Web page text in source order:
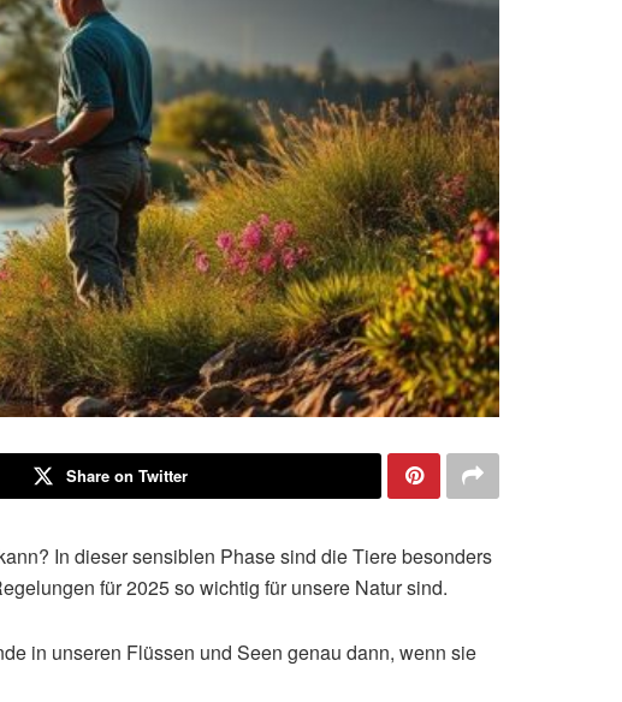
Share on Twitter
In dieser sensiblen Phase sind die Tiere besonders
für 2025 so wichtig für unsere Natur sind.
in unseren Flüssen und Seen genau dann, wenn sie